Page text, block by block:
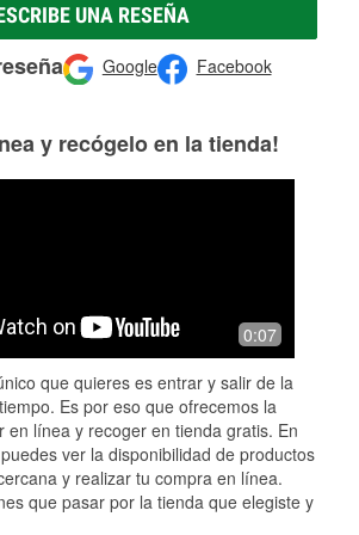
UNA RESEÑA
Google Facebook
y recógelo en la tienda!
0:07
que quieres es entrar y salir de la
Es por eso que ofrecemos la
en línea y recoger en tienda gratis. En
ver la disponibilidad de productos
y realizar tu compra en línea.
que pasar por la tienda que elegiste y